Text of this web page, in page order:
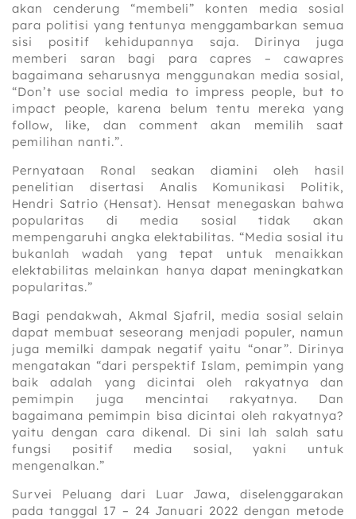
akan cenderung “membeli” konten media sosial
para politisi yang tentunya menggambarkan semua
sisi positif kehidupannya saja. Dirinya juga
memberi saran bagi para capres – cawapres
bagaimana seharusnya menggunakan media sosial,
“Don’t use social media to impress people, but to
impact people, karena belum tentu mereka yang
follow, like, dan comment akan memilih saat
pemilihan nanti.”.
Pernyataan Ronal seakan diamini oleh hasil
penelitian disertasi Analis Komunikasi Politik,
Hendri Satrio (Hensat). Hensat menegaskan bahwa
popularitas di media sosial tidak akan
mempengaruhi angka elektabilitas. “Media sosial itu
bukanlah wadah yang tepat untuk menaikkan
elektabilitas melainkan hanya dapat meningkatkan
popularitas.”
Bagi pendakwah, Akmal Sjafril, media sosial selain
dapat membuat seseorang menjadi populer, namun
juga memilki dampak negatif yaitu “onar”. Dirinya
mengatakan “dari perspektif Islam, pemimpin yang
baik adalah yang dicintai oleh rakyatnya dan
pemimpin juga mencintai rakyatnya. Dan
bagaimana pemimpin bisa dicintai oleh rakyatnya?
yaitu dengan cara dikenal. Di sini lah salah satu
fungsi positif media sosial, yakni untuk
mengenalkan.”
Survei Peluang dari Luar Jawa, diselenggarakan
pada tanggal 17 – 24 Januari 2022 dengan metode